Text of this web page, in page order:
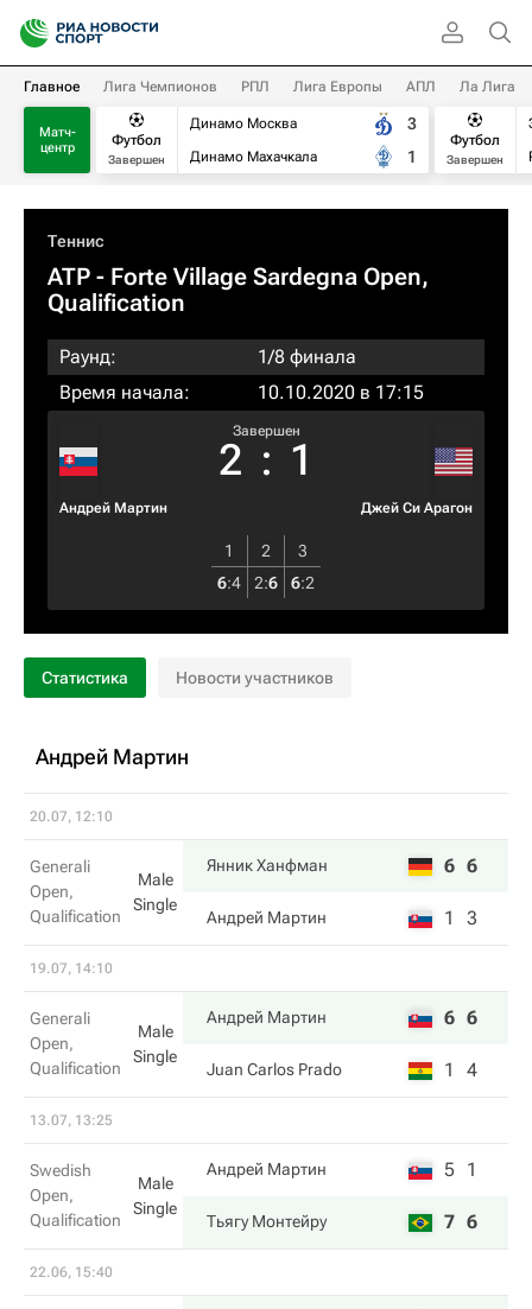
Главное Лига Чемпионов РПЛ Лига Европы АПЛ Ла Лига
Матч-
центр
Футбол
Завершен
Динамо Москва
Динамо Махачкала
3
1
Футбол
Завершен
Теннис
ATP - Forte Village Sardegna Open,
Qualification
Раунд:
1/8 финала
Время начала:
10.10.2020 в 17:15
Андрей Мартин
Завершен
2 : 1
Джей Си Арагон
1 2
3
6:4 2:6 6:2
Статистика Новости участников
Андрей Мартин
20.07, 12:10
Generali
Open,
Qualification
Male
Single
Янник Ханфман 6 6
Андрей Мартин 1 3
19.07, 14:10
Generali
Open,
Qualification
Male
Single
Андрей Мартин 6 6
Juan Carlos Prado 1 4
13.07, 13:25
Swedish
Open,
Qualification
Male
Single
Андрей Мартин 5 1
Тьягу Монтейру 7 6
22.06, 15:40